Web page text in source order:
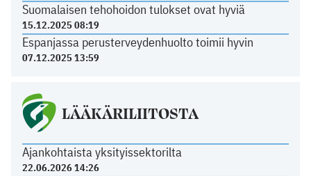
Suomalaisen tehohoidon tulokset ovat hyviä
15.12.2025 08:19
Espanjassa perusterveydenhuolto toimii hyvin
07.12.2025 13:59
LÄÄKÄRILIITOSTA
Ajankohtaista yksityissektorilta
22.06.2026 14:26